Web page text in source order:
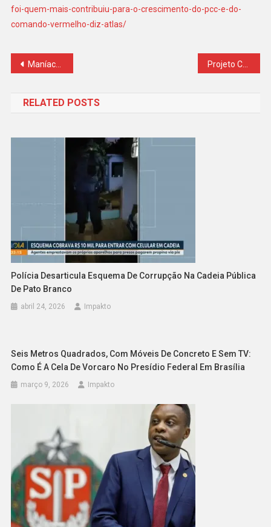
foi-quem-mais-contribuiu-para-o-crescimento-do-pcc-e-do-
comando-vermelho-diz-atlas/
Navegação
Post
Maníaco do Grajaú ataca jovem de 17 anos em SP Projeto Casando Direitos oficializa união civil de 52 casais em unidades penais de Piraquara
RELATED POSTS
Polícia Desarticula Esquema De Corrupção Na Cadeia Pública
De Pato Branco
abril 24, 2026 Impakto
Seis Metros Quadrados, Com Móveis De Concreto E Sem TV:
Como É A Cela De Vorcaro No Presídio Federal Em Brasília
março 9, 2026 Impakto